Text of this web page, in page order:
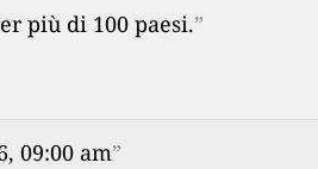
più di 100 paesi.”
09:00 am”